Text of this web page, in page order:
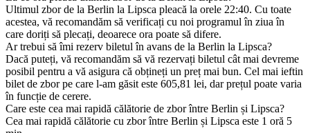
Ultimul zbor de la Berlin la Lipsca pleacă la orele 22:40. Cu toate
acestea, vă recomandăm să verificați cu noi programul în ziua în
care doriți să plecați, deoarece ora poate să difere.
Ar trebui să îmi rezerv biletul în avans de la Berlin la Lipsca?
Dacă puteți, vă recomandăm să vă rezervați biletul cât mai devreme
posibil pentru a vă asigura că obțineți un preț mai bun. Cel mai ieftin
bilet de zbor pe care l-am găsit este 605,81 lei, dar prețul poate varia
în funcție de cerere.
Care este cea mai rapidă călătorie de zbor între Berlin și Lipsca?
Cea mai rapidă călătorie cu zbor între Berlin și Lipsca este 1 oră 5